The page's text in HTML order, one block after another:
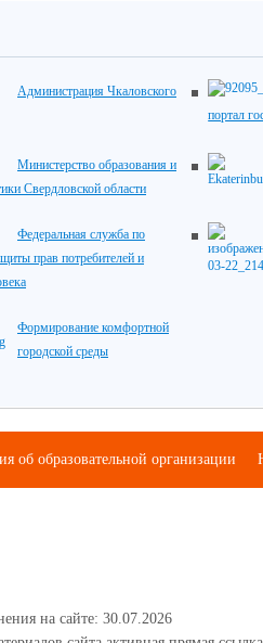
Администрация Чкаловского
портал
Министерство образования и
Свердловской области
Федеральная служба по
прав потребителей и
Формирование комфортной
городской среды
об образовательной организации
на сайте: 30.07.2026